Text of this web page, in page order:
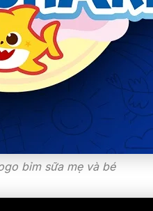
bỉm sữa mẹ và bé